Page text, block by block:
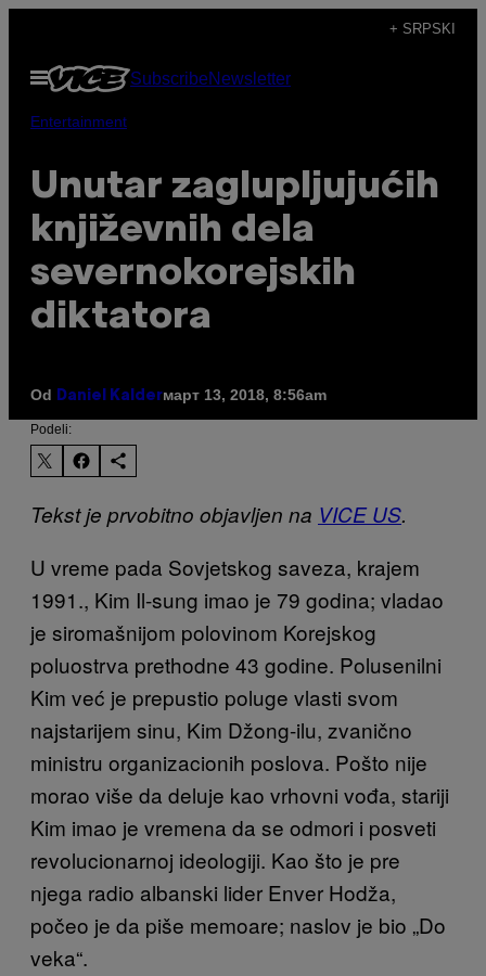
садржај
+ SRPSKI
Otvori
Meni
SubscribeNewsletter
Entertainment
Unutar zaglupljujućih
književnih dela
severnokorejskih
diktatora
Od Daniel Kalderмарт 13, 2018, 8:56am
Podeli:
Tekst je prvobitno objavljen na VICE US.
U vreme pada Sovjetskog saveza, krajem
1991., Kim Il-sung imao je 79 godina; vladao
je siromašnijom polovinom Korejskog
poluostrva prethodne 43 godine. Polusenilni
Kim već je prepustio poluge vlasti svom
najstarijem sinu, Kim Džong-ilu, zvanično
ministru organizacionih poslova. Pošto nije
morao više da deluje kao vrhovni vođa, stariji
Kim imao je vremena da se odmori i posveti
revolucionarnoj ideologiji. Kao što je pre
njega radio albanski lider Enver Hodža,
počeo je da piše memoare; naslov je bio „Do
veka“.